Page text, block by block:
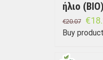
ήλιο (BIO)
€20.07 €
Buy product